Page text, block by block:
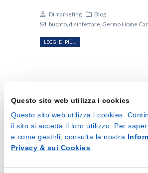
Questo sito web utilizza i cookies
Questo sito web utilizza i cookies.
il sito si accetta il loro utilizzo. Per
e come gestirli, consulta la nostra
Privacy & sui Cookies.
Di marketing
Blog
bucato, disinfettare Germo Home
LEGGI DI PIÙ...